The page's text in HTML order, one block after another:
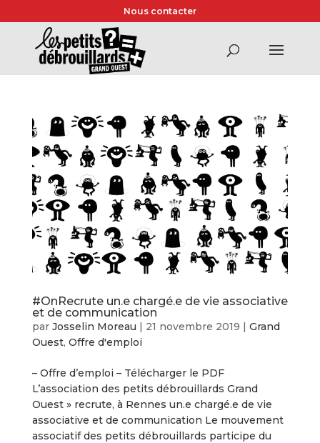
Nous contacter
#OnRecrute un.e chargé.e de vie associative
et de communication
par Josselin Moreau | 21 novembre 2019 | Grand
Ouest, Offre d'emploi
– Offre d’emploi – Télécharger le PDF
L’association des petits débrouillards Grand
Ouest » recrute, à Rennes un.e chargé.e de vie
associative et de communication Le mouvement
associatif des petits débrouillards participe du